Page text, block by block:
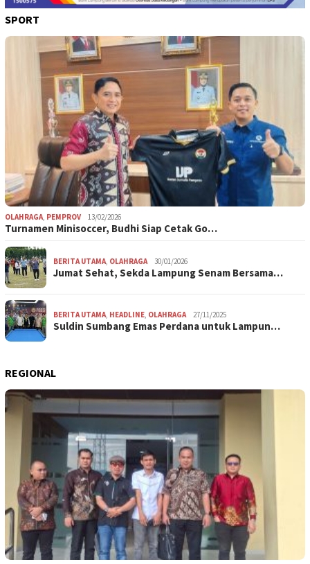
SPORT
OLAHRAGA PEMPROV 13/02/2026
Turnamen Minisoccer, Budhi Siap Cetak Go…
BERITA UTAMA OLAHRAGA 30/01/2026
Jumat Sehat, Sekda Lampung Senam Bersama…
BERITA UTAMA HEADLINE OLAHRAGA 27/11/2025
Suldin Sumbang Emas Perdana untuk Lampun…
REGIONAL